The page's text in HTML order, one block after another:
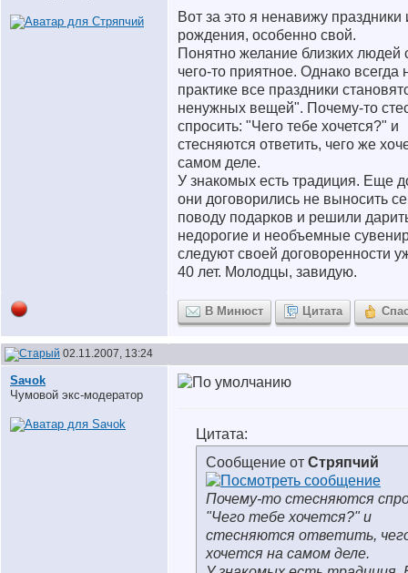
Вот за это я ненавижу праздники
рождения, особенно свой.
Понятно желание близких людей
чего-то приятное. Однако всегда
практике все праздники
ненужных вещей". Почему-то
спросить: "Чего тебе хочется?" и
стесняются ответить, чего же
самом деле.
У знакомых есть традиция. Еще
они договорились не выносить
поводу подарков и решили
недорогие и необъемные
следуют своей договоренности
40 лет. Молодцы, завидую.
В Минюст Цитата
02.11.2007, 13:24
Saчok
Чумовой экс-модератор
Цитата:
Сообщение от Стряпчий
Почему-то стесняются
"Чего тебе хочется?" и
стесняются ответить,
хочется на самом деле.